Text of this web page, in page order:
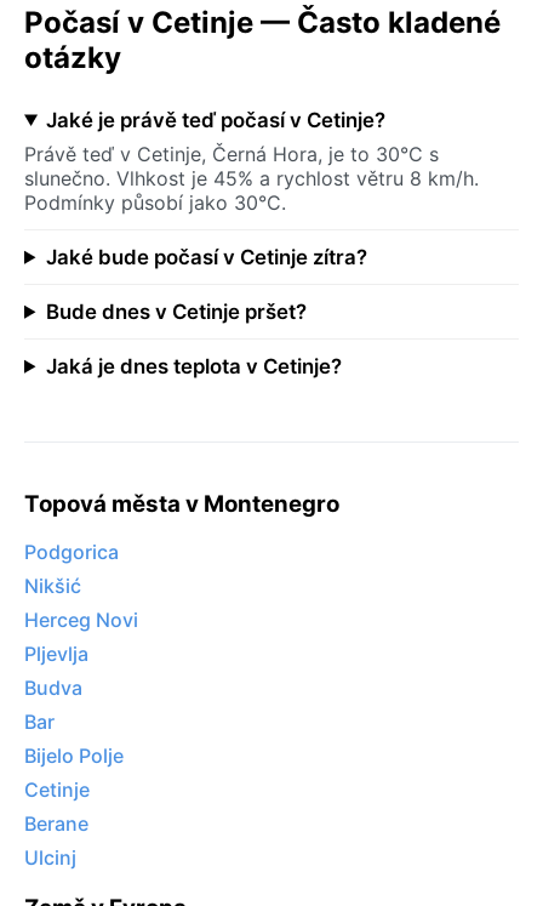
Počasí v Cetinje — Často kladené
otázky
Jaké je právě teď počasí v Cetinje?
Právě teď v Cetinje, Černá Hora, je to 30°C s
slunečno. Vlhkost je 45% a rychlost větru 8 km/h.
Podmínky působí jako 30°C.
Jaké bude počasí v Cetinje zítra?
Bude dnes v Cetinje pršet?
Jaká je dnes teplota v Cetinje?
Topová města v Montenegro
Podgorica
Nikšić
Herceg Novi
Pljevlja
Budva
Bar
Bijelo Polje
Cetinje
Berane
Ulcinj